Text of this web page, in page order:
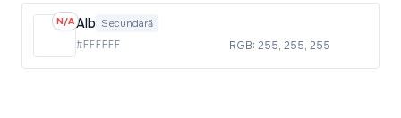
N/AAlb Secundară
#FFFFFF RGB: 255, 255, 255